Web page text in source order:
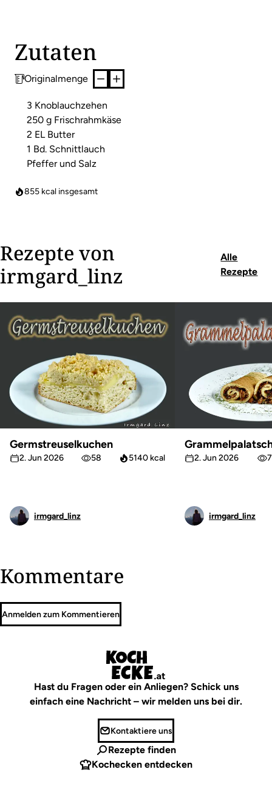
Zutaten
Originalmenge
3 Knoblauchzehen
250 g Frischrahmkäse
2 EL Butter
1 Bd. Schnittlauch
Pfeffer und Salz
855 kcal insgesamt
Rezepte von
irmgard_linz
Alle
Rezepte
Germstreuselkuchen
2. Jun 2026 58 5140 kcal
irmgard_linz
2. Jun 2026
irmgard_linz
Kommentare
Anmelden zum Kommentieren
Hast du Fragen oder ein Anliegen? Schick uns
einfach eine Nachricht – wir melden uns bei dir.
Kontaktiere uns
Rezepte finden
Kochecken entdecken